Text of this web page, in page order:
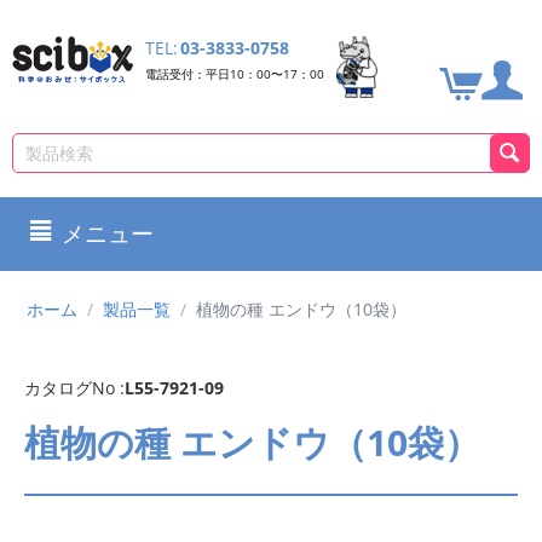
TEL:03-3833-0758
電話受付：平日10：00〜17：00
メニュー
ホーム / 製品一覧 / 植物の種 エンドウ（10袋）
カタログNo :L55-7921-09
植物の種 エンドウ（10袋）